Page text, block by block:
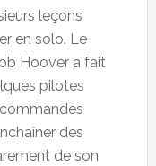
leçons
en solo. Le
Hoover a fait
pilotes
des
de son